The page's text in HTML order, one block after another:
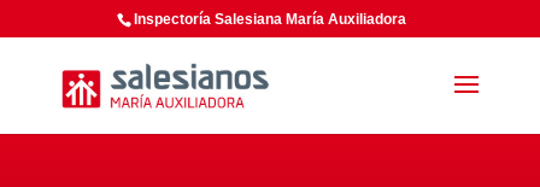
Inspectoría Salesiana María Auxiliadora